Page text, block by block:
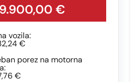
€
vozila:
€
porez na motorna
€